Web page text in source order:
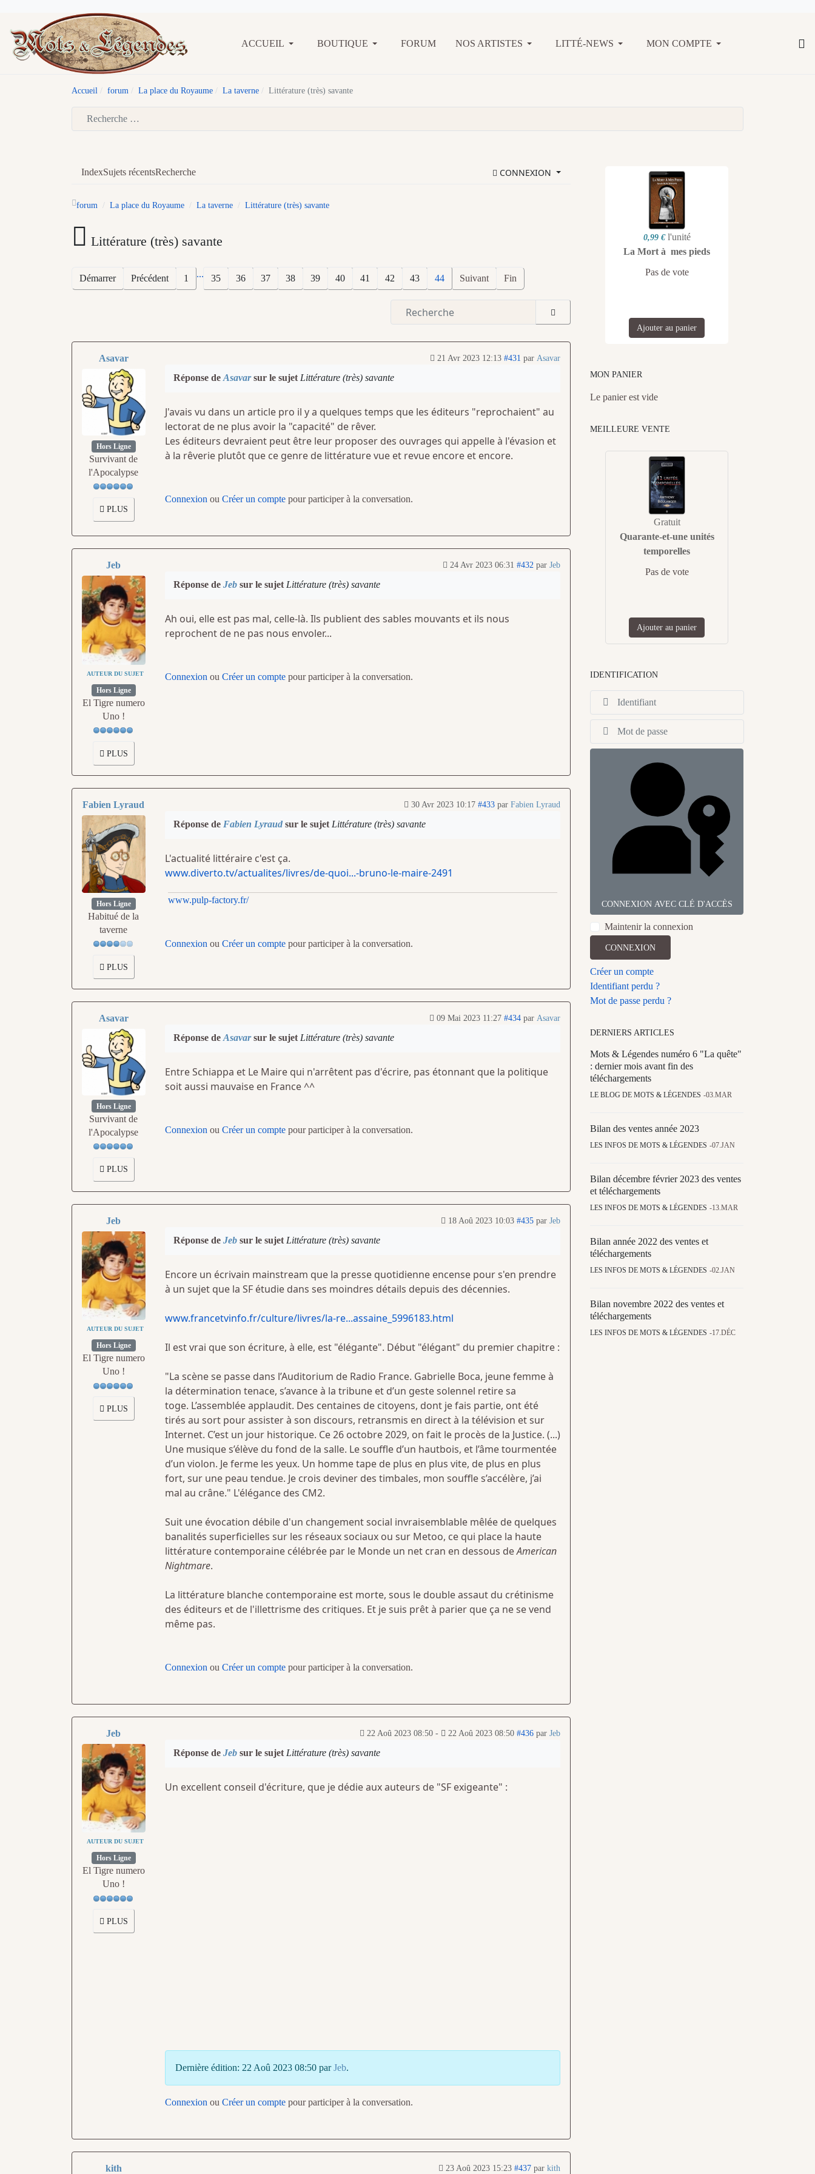
ACCUEIL BOUTIQUE FORUM NOS ARTISTES LITTÉ-NEWS MON COMPTE
Accueil forum La place du Royaume La taverne Littérature (très) savante
IndexSujets récentsRecherche CONNEXION
forum La place du Royaume La taverne Littérature (très) savante
Littérature (très) savante
Démarrer Précédent 1 ... 35 36 37 38 39 40 41 42 43 44 Suivant Fin
Asavar
Hors Ligne
Survivant de
l'Apocalypse
PLUS
21 Avr 2023 12:13 #431 par Asavar
Réponse de Asavarsur le sujet Littérature (très) savante
J'avais vu dans un article pro il y a quelques temps que les éditeurs "reprochaient" au
lectorat de ne plus avoir la "capacité" de rêver.
Les éditeurs devraient peut être leur proposer des ouvrages qui appelle à l'évasion et
à la rêverie plutôt que ce genre de littérature vue et revue encore et encore.
Connexion ou Créer un comptepour participer à la conversation.
Jeb
AUTEUR DU SUJET
Hors Ligne
El Tigre numero
Uno !
PLUS
24 Avr 2023 06:31 #432 par Jeb
Réponse de Jebsur le sujet Littérature (très) savante
Ah oui, elle est pas mal, celle-là. Ils publient des sables mouvants et ils nous
reprochent de ne pas nous envoler...
Connexion ou Créer un comptepour participer à la conversation.
Fabien Lyraud
Hors Ligne
Habitué de la
taverne
PLUS
30 Avr 2023 10:17 #433 par Fabien Lyraud
Réponse de Fabien Lyraudsur le sujet Littérature (très) savante
L'actualité littéraire c'est ça.
www.diverto.tv/actualites/livres/de-quoi...-bruno-le-maire-2491
www.pulp-factory.fr/
Connexion ou Créer un comptepour participer à la conversation.
Asavar
Hors Ligne
Survivant de
l'Apocalypse
PLUS
09 Mai 2023 11:27 #434 par Asavar
Réponse de Asavarsur le sujet Littérature (très) savante
Entre Schiappa et Le Maire qui n'arrêtent pas d'écrire, pas étonnant que la politique
soit aussi mauvaise en France ^^
Connexion ou Créer un comptepour participer à la conversation.
Jeb
AUTEUR DU SUJET
Hors Ligne
El Tigre numero
Uno !
PLUS
18 Aoû 2023 10:03 #435 par Jeb
Réponse de Jebsur le sujet Littérature (très) savante
Encore un écrivain mainstream que la presse quotidienne encense pour s'en prendre
à un sujet que la SF étudie dans ses moindres détails depuis des décennies.
www.francetvinfo.fr/culture/livres/la-re...assaine_5996183.html
Il est vrai que son écriture, à elle, est "élégante". Début "élégant" du premier chapitre :
"La scène se passe dans l’Auditorium de Radio France. Gabrielle Boca, jeune femme à
la détermination tenace, s’avance à la tribune et d’un geste solennel retire sa
toge. L’assemblée applaudit. Des centaines de citoyens, dont je fais partie, ont été
tirés au sort pour assister à son discours, retransmis en direct à la télévision et sur
Internet. C’est un jour historique. Ce 26 octobre 2029, on fait le procès de la Justice. (...)
Une musique s’élève du fond de la salle. Le souffle d’un hautbois, et l’âme tourmentée
d’un violon. Je ferme les yeux. Un homme tape de plus en plus vite, de plus en plus
fort, sur une peau tendue. Je crois deviner des timbales, mon souffle s’accélère, j’ai
mal au crâne." L'élégance des CM2.
Suit une évocation débile d'un changement social invraisemblable mêlée de quelques
banalités superficielles sur les réseaux sociaux ou sur Metoo, ce qui place la haute
littérature contemporaine célébrée par le Monde un net cran en dessous deAmerican
Nightmare.
La littérature blanche contemporaine est morte, sous le double assaut du crétinisme
des éditeurs et de l'illettrisme des critiques. Et je suis prêt à parier que ça ne se vend
même pas.
Connexion ou Créer un comptepour participer à la conversation.
Jeb
AUTEUR DU SUJET
Hors Ligne
El Tigre numero
Uno !
PLUS
22 Aoû 2023 08:50- 22 Aoû 2023 08:50 #436 par Jeb
Réponse de Jebsur le sujet Littérature (très) savante
Un excellent conseil d'écriture, que je dédie aux auteurs de "SF exigeante" :
Dernière édition: 22 Aoû 2023 08:50 parJeb.
Connexion ou Créer un comptepour participer à la conversation.
kith 23 Aoû 2023 15:23 #437 par kith
0,99 € l'unité
La Mort à mes pieds
Pas de vote
Ajouter au panier
MON PANIER
Le panier est vide
MEILLEURE VENTE
Gratuit
Quarante-et-une unités
temporelles
Pas de vote
Ajouter au panier
IDENTIFICATION
CONNEXION AVEC CLÉ D'ACCÈS
Maintenir la connexion
CONNEXION
Créer un compte
Identifiant perdu ?
Mot de passe perdu ?
DERNIERS ARTICLES
Mots & Légendes numéro 6 "La quête"
: dernier mois avant fin des
téléchargements
LE BLOG DE MOTS & LÉGENDES 03.MAR
Bilan des ventes année 2023
LES INFOS DE MOTS & LÉGENDES 07.JAN
Bilan décembre février 2023 des ventes
et téléchargements
LES INFOS DE MOTS & LÉGENDES 13.MAR
Bilan année 2022 des ventes et
téléchargements
LES INFOS DE MOTS & LÉGENDES 02.JAN
Bilan novembre 2022 des ventes et
téléchargements
LES INFOS DE MOTS & LÉGENDES 17.DÉC